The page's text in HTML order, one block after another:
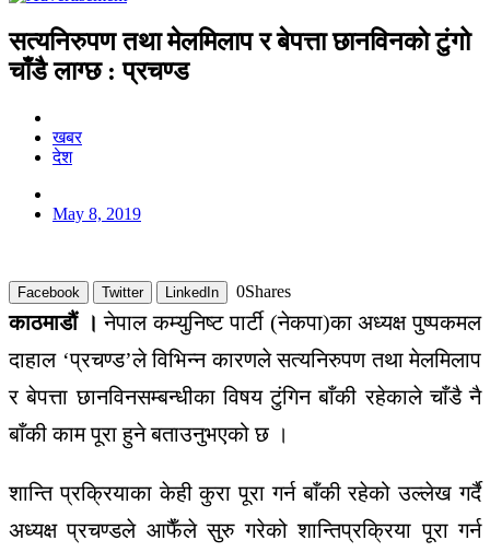
सत्यनिरुपण तथा मेलमिलाप र बेपत्ता छानविनकाे टुंगो
चाँडै लाग्छ : प्रचण्ड
खबर
देश
May 8, 2019
Facebook Twitter LinkedIn 0Shares
काठमाडौं । नेपाल कम्युनिष्ट पार्टी (नेकपा)का अध्यक्ष पुष्पकमल
दाहाल ‘प्रचण्ड’ले विभिन्न कारणले सत्यनिरुपण तथा मेलमिलाप
र बेपत्ता छानविनसम्बन्धीका विषय टुंगिन बाँकी रहेकाले चाँडै नै
बाँकी काम पूरा हुने बताउनुभएको छ ।
शान्ति प्रक्रियाका केही कुरा पूरा गर्न बाँकी रहेको उल्लेख गर्दै
अध्यक्ष प्रचण्डले आफैँले सुरु गरेको शान्तिप्रक्रिया पूरा गर्न